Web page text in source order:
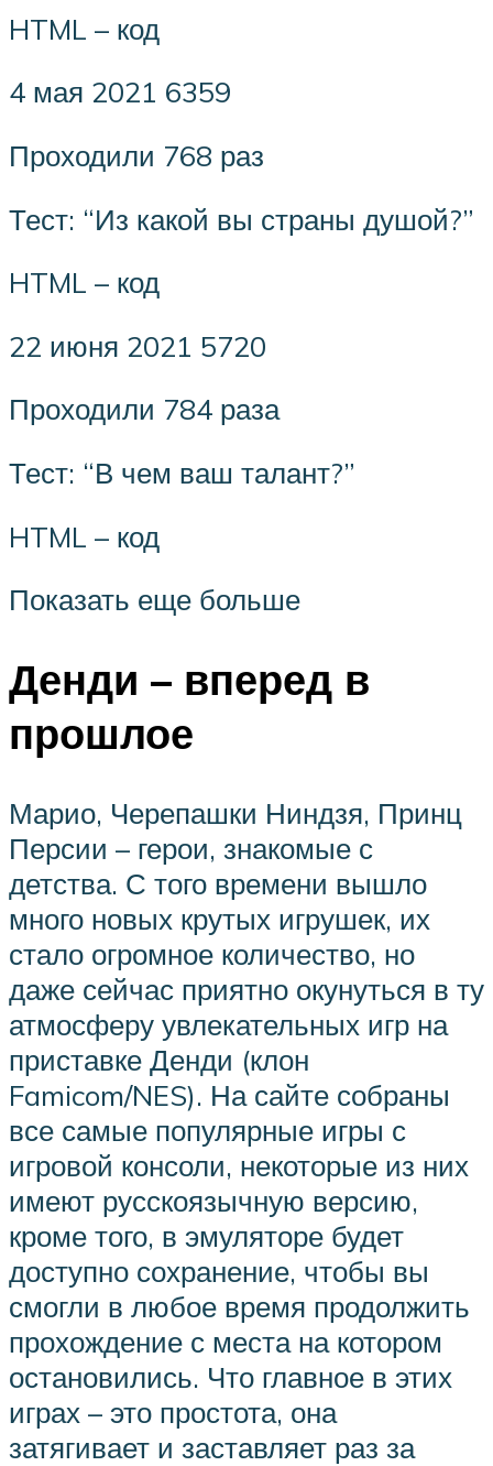
HTML – код
4 мая 2021 6359
Проходили 768 раз
Тест: “Из какой вы страны душой?”
HTML – код
22 июня 2021 5720
Проходили 784 раза
Тест: “В чем ваш талант?”
HTML – код
Показать еще больше
Денди – вперед в
прошлое
Марио, Черепашки Ниндзя, Принц
Персии – герои, знакомые с
детства. С того времени вышло
много новых крутых игрушек, их
стало огромное количество, но
даже сейчас приятно окунуться в ту
атмосферу увлекательных игр на
приставке Денди (клон
Famicom/NES). На сайте собраны
все самые популярные игры с
игровой консоли, некоторые из них
имеют русскоязычную версию,
кроме того, в эмуляторе будет
доступно сохранение, чтобы вы
смогли в любое время продолжить
прохождение с места на котором
остановились. Что главное в этих
играх – это простота, она
затягивает и заставляет раз за